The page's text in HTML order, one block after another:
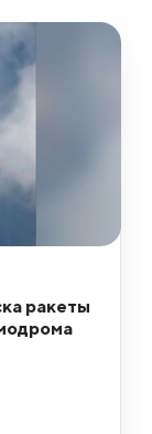
ракеты